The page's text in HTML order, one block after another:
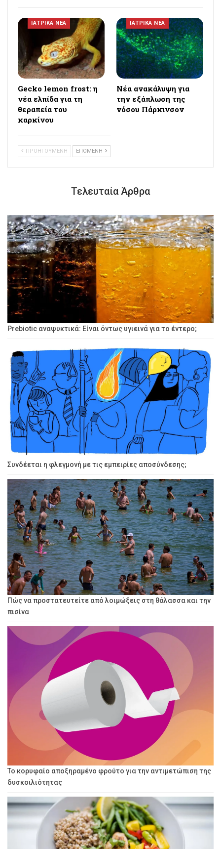
ΙΑΤΡΙΚΑ ΝΕΑ
Gecko lemon frost: η
νέα ελπίδα για τη
θεραπεία του
καρκίνου
ΙΑΤΡΙΚΑ ΝΕΑ
Νέα ανακάλυψη για
την εξάπλωση της
νόσου Πάρκινσον
ΠΡΟΗΓΟΥΜΕΝΗ ΕΠΟΜΕΝΗ
Τελευταία Άρθρα
Prebiotic αναψυκτικά: Είναι όντως υγιεινά για το έντερο;
Συνδέεται η φλεγμονή με τις εμπειρίες αποσύνδεσης;
Πώς να προστατευτείτε από λοιμώξεις στη θάλασσα και την
πισίνα
Το κορυφαίο αποξηραμένο φρούτο για την αντιμετώπιση της
δυσκοιλιότητας